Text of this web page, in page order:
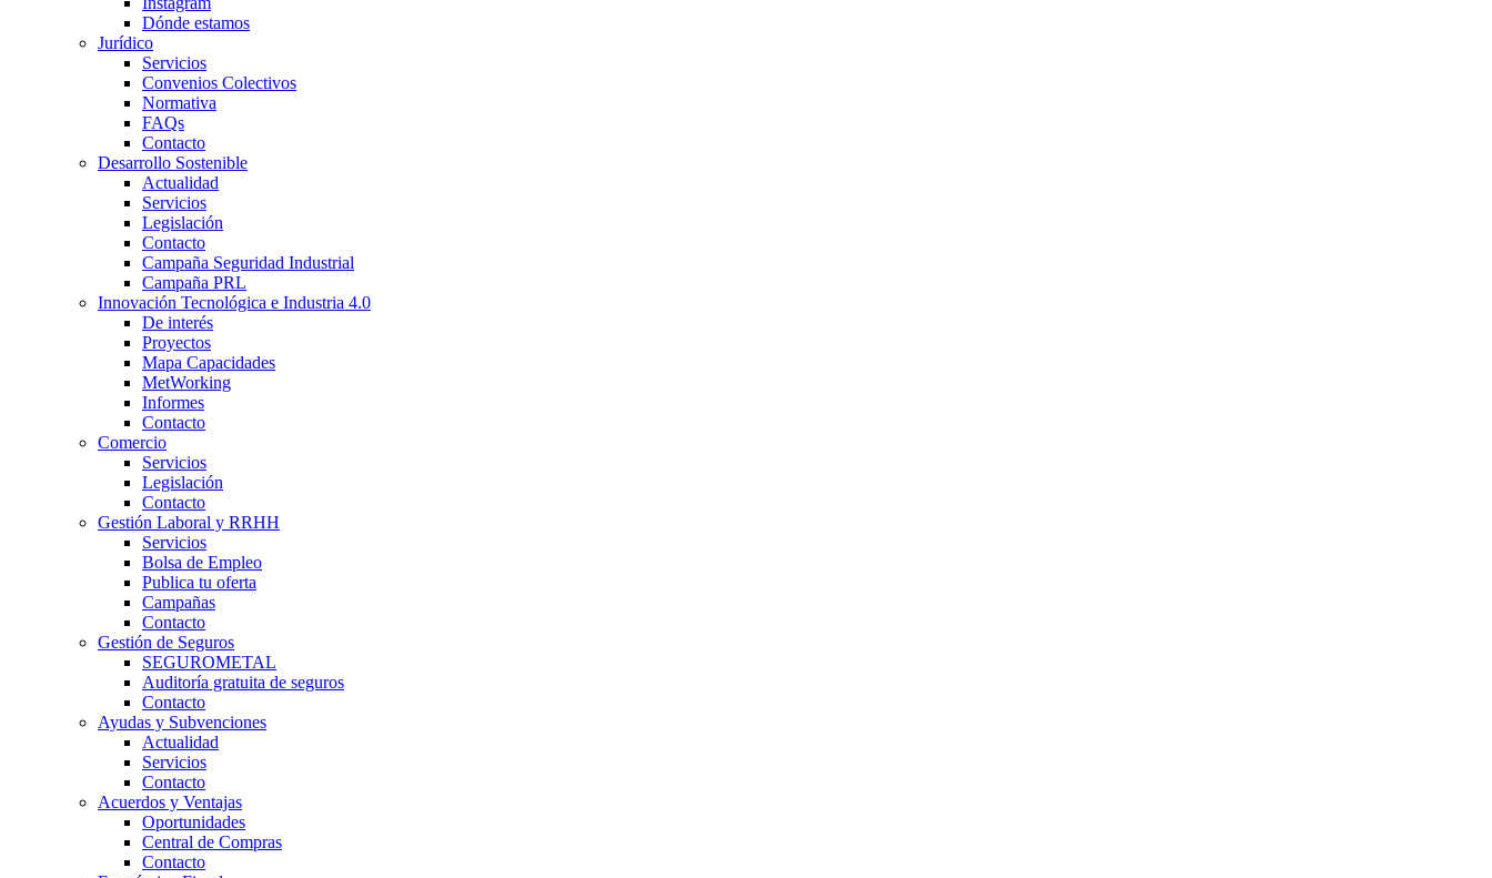
Dónde estamos
Jurídico
Servicios
Convenios Colectivos
Normativa
FAQs
Contacto
Desarrollo Sostenible
Actualidad
Servicios
Legislación
Contacto
Campaña Seguridad Industrial
Campaña PRL
Innovación Tecnológica e Industria 4.0
De interés
Proyectos
Mapa Capacidades
MetWorking
Informes
Contacto
Comercio
Servicios
Legislación
Contacto
Gestión Laboral y RRHH
Servicios
Bolsa de Empleo
Publica tu oferta
Campañas
Contacto
Gestión de Seguros
SEGUROMETAL
Auditoría gratuita de seguros
Contacto
Ayudas y Subvenciones
Actualidad
Servicios
Contacto
Acuerdos y Ventajas
Oportunidades
Central de Compras
Contacto